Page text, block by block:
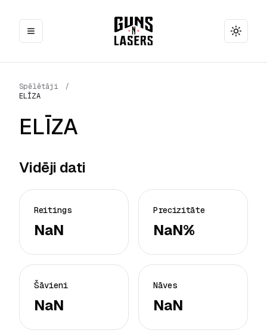
Toggle
Spēlētāji
/
ELĪZA
ELĪZA
Vidēji dati
Reitings
NaN
Precizitāte
NaN%
Šāvieni
NaN
Nāves
NaN